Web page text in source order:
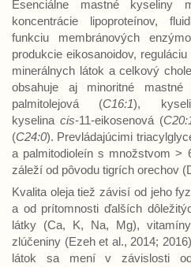
Esenciálne mastné kyseliny
koncentrácie lipoproteínov,
funkciu membránových
produkcie eikosanoidov,
minerálnych látok a celkový
obsahuje aj minoritné
palmitolejová (C16:1),
kyselinacis-11-eikosenová (
(C24:0). Prevládajúcimi
a palmitodioleín s množstvom >
záleží od pôvodu tigrích orechov
Kvalita oleja tiež závisí od jeho
a od prítomnosti ďalších
látky (Ca, K, Na, Mg),
zlúčeniny (Ezeh et al., 2014;
látok sa mení v závislosti